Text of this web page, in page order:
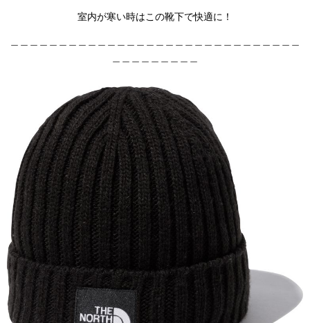
室内が寒い時はこの靴下で快適に！